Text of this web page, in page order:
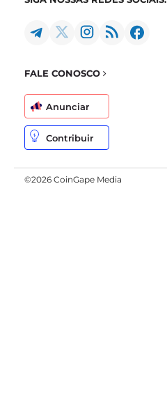
FALE CONOSCO
Anunciar
Contribuir
©2026 CoinGape Media